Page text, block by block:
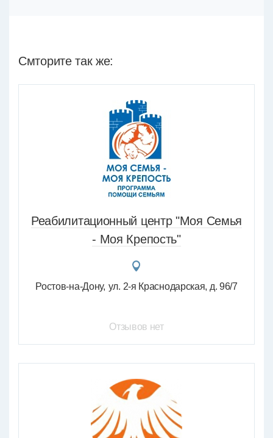
Смторите так же:
Реабилитационный центр "Моя Семья
- Моя Крепость"
Ростов-на-Дону ул. 2-я Краснодарская, д. 96/7
Отзывов нет